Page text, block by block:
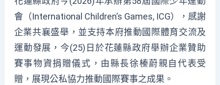
會（International Children’s Games, ICG），感謝
企業共襄盛舉，並支持本府推動國際體育交流及
運動發展，今(25)日於花蓮縣政府舉辦企業贊助
賽事物資捐贈儀式，由縣長徐榛蔚親自代表受
贈，展現公私協力推動國際賽事之成果。